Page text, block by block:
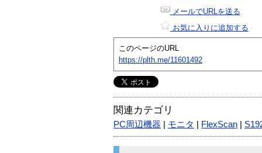
メールでURLを送る
お気に入りに追加する
このページのURL
https://plth.me/11601492
関連カテゴリ
PC周辺機器 モニタ FlexScan